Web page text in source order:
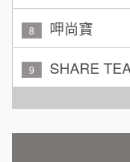
9 SHARE TEA
10 TEA TOP台
1 Cozy coffee
吳 先生/小姐
加盟預算
周 先生/小姐
加盟預算